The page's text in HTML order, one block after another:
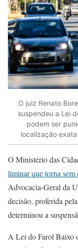
O juiz Renato
suspendeu a Lei
podem ser
localização
O Ministério das
liminar que torna
Advocacia-Geral da
decisão, proferida
determinou a
A Lei do Farol Baixo